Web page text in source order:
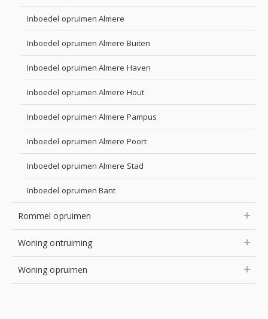
Inboedel opruimen Almere
Inboedel opruimen Almere Buiten
Inboedel opruimen Almere Haven
Inboedel opruimen Almere Hout
Inboedel opruimen Almere Pampus
Inboedel opruimen Almere Poort
Inboedel opruimen Almere Stad
Inboedel opruimen Bant
Rommel opruimen
Woning ontruiming
Woning opruimen